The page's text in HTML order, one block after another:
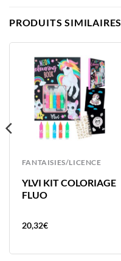
PRODUITS SIMILAIRES
FANTAISIES/LICENCE
YLVI KIT COLORIAGE
FLUO
20,32€